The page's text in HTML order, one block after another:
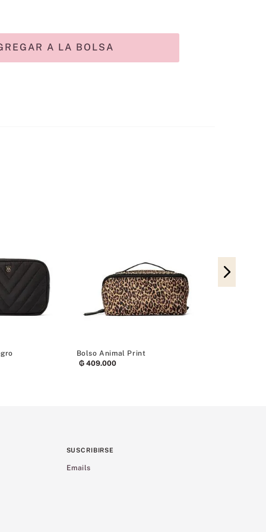
A LA BOLSA
Bolso Animal Print
₲ 409.000
Bolsa de
SUSCRIBIRSE
Emails